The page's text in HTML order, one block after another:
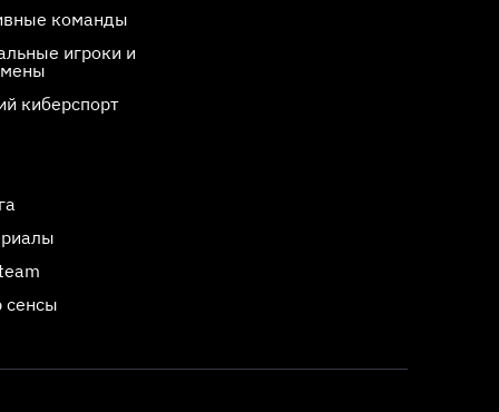
команды
игроки и
киберспорт
сенсы